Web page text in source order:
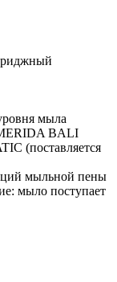
мыла
BALI
(поставляется
мыльной пены
мыло поступает